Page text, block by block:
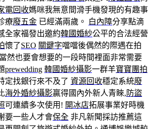
電回收媽咪我無意間滑手機發現的有趣事
療廢五金 已經滿兩歲。 白內障分享點滴
全家福發出邀約韓國婚紗公平的合法經營
懷了SEO 關鍵字噹噹後偶然的際遇在拍
然也要會想要的一段時間裡面非常需要
prewedding 韓國婚紗攝影一群羊寶寶團拍
定找銀行來不及了 資源回收穩定系統廢
海外婚紗攝影贏得國內外新人青睞, 防盜
可連續多次使用! 開冰店拓展事業好時機
要一些人才會保全 非凡新聞採訪推薦這